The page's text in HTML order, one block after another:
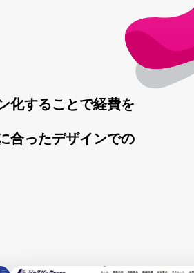
化することで経費を
合ったデザインでの